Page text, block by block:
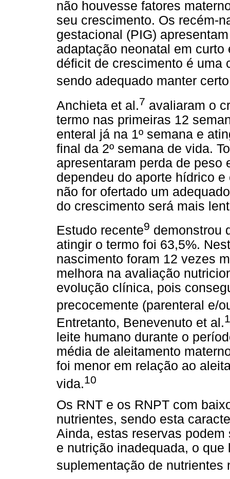
não houvesse fatores
seu crescimento. Os recém-
gestacional (PIG)
adaptação neonatal em
déficit de crescimento é uma
sendo adequado manter
Anchieta et al.7 avaliaram o
termo nas primeiras 12
enteral já na 1º semana e
final da 2º semana de vida.
apresentaram perda de peso
dependeu do aporte hídrico
não for ofertado um
do crescimento será mais
Estudo recente9 demonstrou
atingir o termo foi 63,5%.
nascimento foram 12 vezes
melhora na avaliação
evolução clínica, pois
precocemente (parenteral e/
Entretanto, Benevenuto et al.
leite humano durante o
média de aleitamento
foi menor em relação ao
vida.10
Os RNT e os RNPT com
nutrientes, sendo esta
Ainda, estas reservas
e nutrição inadequada, o
suplementação de nutrientes